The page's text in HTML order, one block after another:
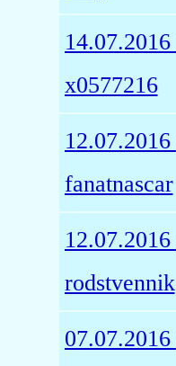
14.07.2016
x0577216
12.07.2016
fanatnascar
12.07.2016
rodstvennik
07.07.2016